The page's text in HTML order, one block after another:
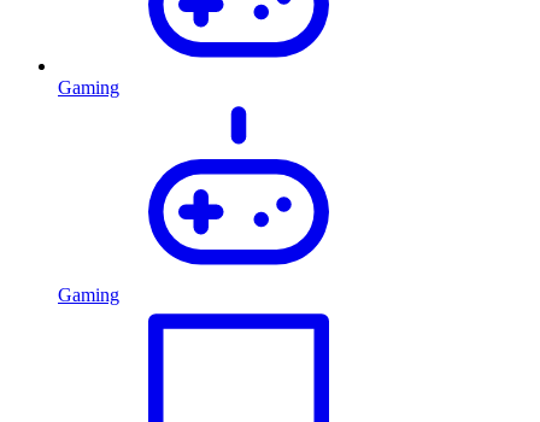
Gaming
Gaming